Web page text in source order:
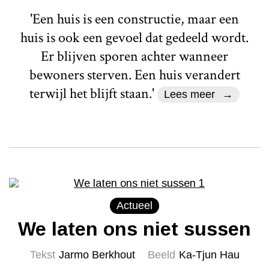
'Een huis is een constructie, maar een
huis is ook een gevoel dat gedeeld wordt.
Er blijven sporen achter wanneer
bewoners sterven. Een huis verandert
terwijl het blijft staan.'
Lees meer
Actueel
We laten ons niet sussen
Tekst Jarmo Berkhout Beeld Ka-Tjun Hau